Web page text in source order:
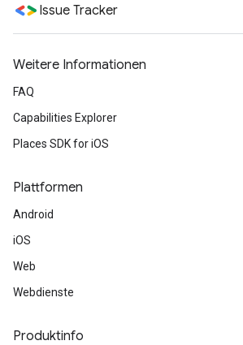
Issue Tracker
Weitere Informationen
FAQ
Capabilities Explorer
Places SDK for iOS
Plattformen
Android
iOS
Web
Webdienste
Produktinfo